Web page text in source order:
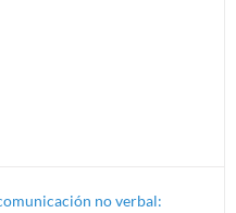
no verbal: